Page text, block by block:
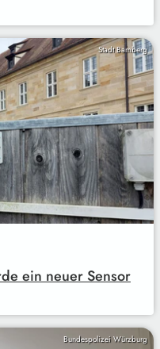
Stadt Bamberg
ein neuer Sensor
Bundespolizei Würzburg